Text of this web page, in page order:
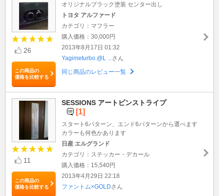
26
この商品の
価格を比較する
オリジナルブラック塗装 センター出し
トヨタ アルファード
カテゴリ：マフラー
購入価格：30,000円
2013年8月17日 01:32
Yagimeturbo.@L ... さん
同じ商品のレビュー一覧
11
この商品の
価格を比較する
SESSIONS アートピンストライプ
[1]
スタート6パターン、エンド6パターンから選べます
カラーも何色かあります
日産 エルグランド
カテゴリ：ステッカー・デカール
購入価格：15,540円
2013年4月29日 22:18
ファントム×GOLDさん